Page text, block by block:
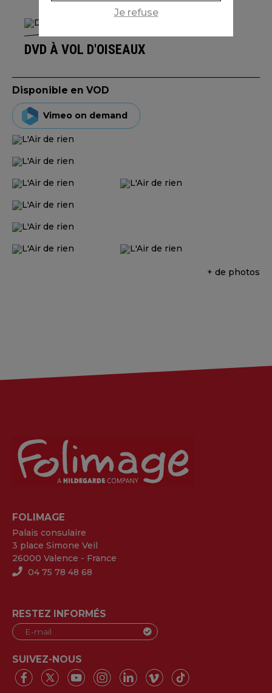
DVD À VOL D'OISEAUX
Disponible en VOD
Vimeo on demand
+ de photos
FOLIMAGE
Palais consulaire
3 place Simone Veil
26000 Valence - France
04 75 78 48 68
RESTEZ INFORMÉS
SUIVEZ-NOUS
Je refuse